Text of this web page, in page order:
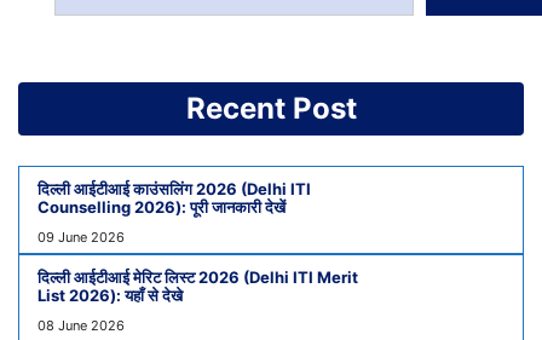
Recent Post
दिल्ली आईटीआई काउंसलिंग 2026 (Delhi ITI
Counselling 2026): पूरी जानकारी देखें
09 June 2026
दिल्ली आईटीआई मेरिट लिस्ट 2026 (Delhi ITI Merit
List 2026): यहाँ से देखे
08 June 2026